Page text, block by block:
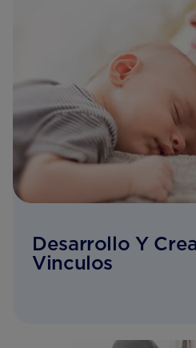
Desarrollo Y
Vinculos